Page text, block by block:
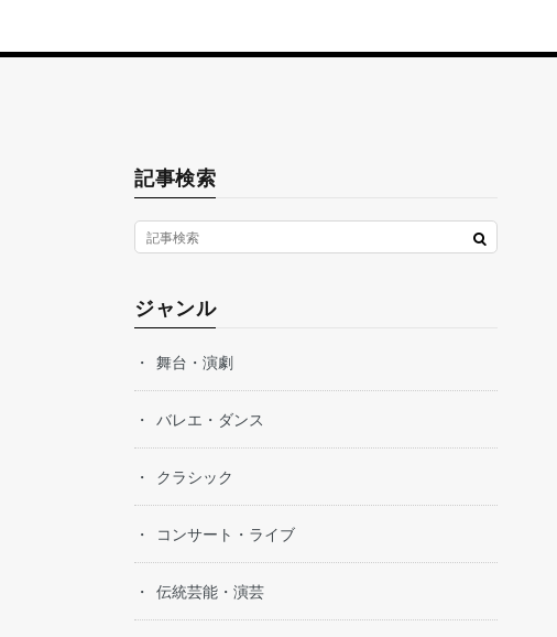
記事検索
ジャンル
舞台・演劇
バレエ・ダンス
クラシック
コンサート・ライブ
伝統芸能・演芸